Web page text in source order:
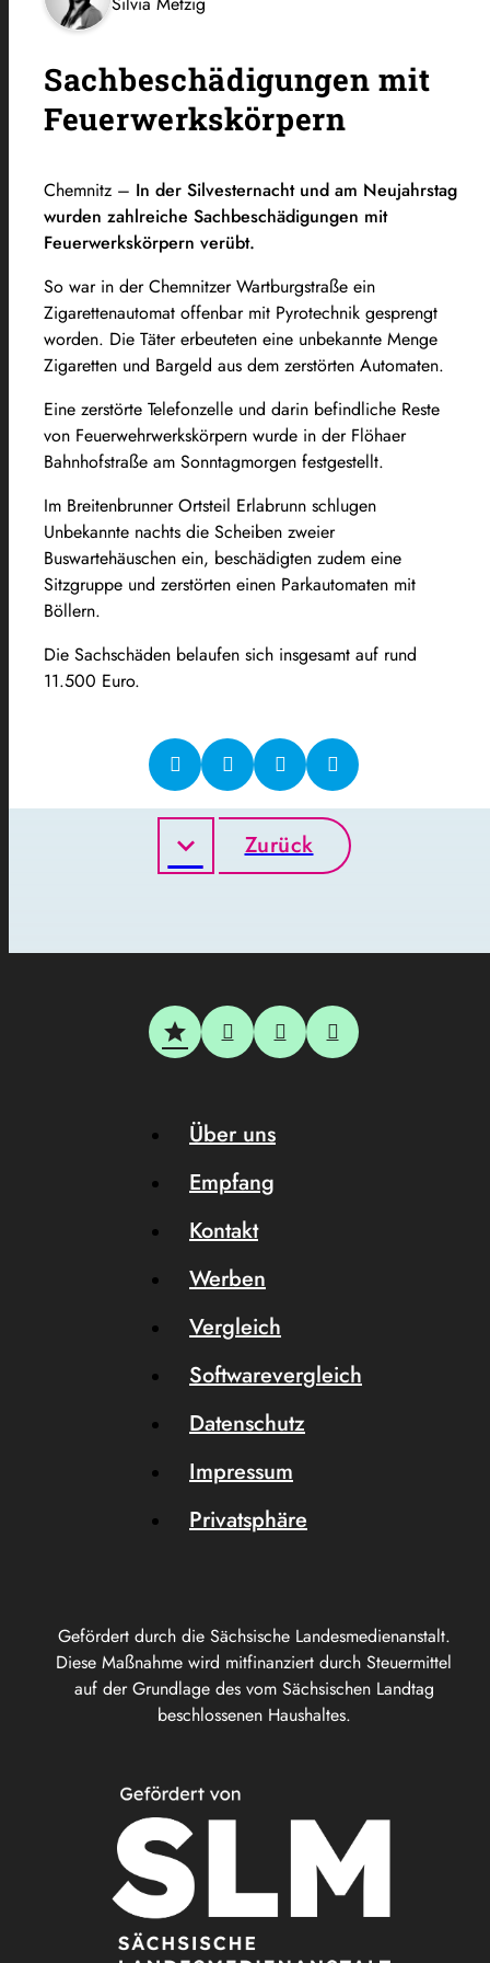
Sachbeschädigungen mit
Feuerwerkskörpern
Chemnitz – In der Silvesternacht und am Neujahrstag
wurden zahlreiche Sachbeschädigungen mit
Feuerwerkskörpern verübt.
So war in der Chemnitzer Wartburgstraße ein
Zigarettenautomat offenbar mit Pyrotechnik gesprengt
worden. Die Täter erbeuteten eine unbekannte Menge
Zigaretten und Bargeld aus dem zerstörten Automaten.
Eine zerstörte Telefonzelle und darin befindliche Reste
von Feuerwehrwerkskörpern wurde in der Flöhaer
Bahnhofstraße am Sonntagmorgen festgestellt.
Im Breitenbrunner Ortsteil Erlabrunn schlugen
Unbekannte nachts die Scheiben zweier
Buswartehäuschen ein, beschädigten zudem eine
Sitzgruppe und zerstörten einen Parkautomaten mit
Böllern.
Die Sachschäden belaufen sich insgesamt auf rund
11.500 Euro.
Zurück
Gefördert durch die Sächsische Landesmedienanstalt.
Diese Maßnahme wird mitfinanziert durch Steuermittel
auf der Grundlage des vom Sächsischen Landtag
beschlossenen Haushaltes.
Über uns
Empfang
Kontakt
Werben
Vergleich
Softwarevergleich
Datenschutz
Impressum
Privatsphäre